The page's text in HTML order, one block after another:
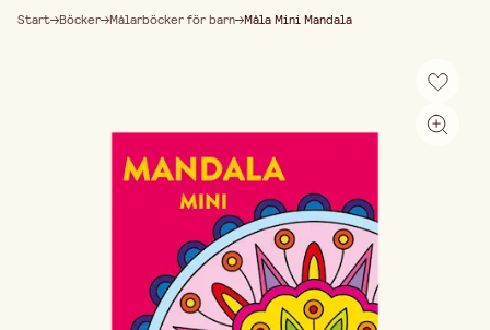
Start Böcker Målarböcker för barn Måla Mini Mandala